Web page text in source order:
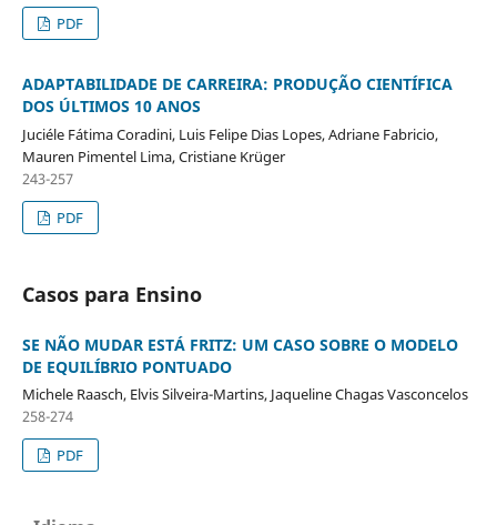
PDF
ADAPTABILIDADE DE CARREIRA: PRODUÇÃO CIENTÍFICA
DOS ÚLTIMOS 10 ANOS
Juciéle Fátima Coradini, Luis Felipe Dias Lopes, Adriane Fabricio,
Mauren Pimentel Lima, Cristiane Krüger
243-257
PDF
Casos para Ensino
SE NÃO MUDAR ESTÁ FRITZ: UM CASO SOBRE O MODELO
DE EQUILÍBRIO PONTUADO
Michele Raasch, Elvis Silveira-Martins, Jaqueline Chagas Vasconcelos
258-274
PDF